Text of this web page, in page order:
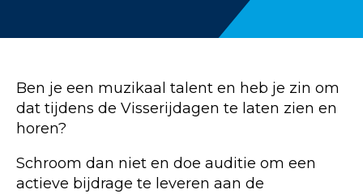
Ben je een muzikaal talent en heb je zin om
dat tijdens de Visserijdagen te laten zien en
horen?
Schroom dan niet en doe auditie om een
actieve bijdrage te leveren aan de